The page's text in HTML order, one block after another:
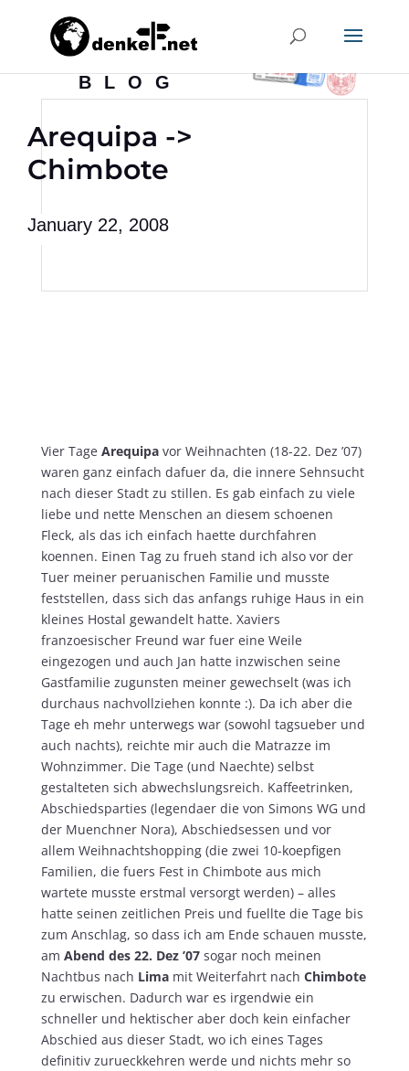
BLOG
Arequipa ->
Chimbote
January 22, 2008
Vier Tage Arequipa vor Weihnachten (18-22. Dez ’07)
waren ganz einfach dafuer da, die innere Sehnsucht
nach dieser Stadt zu stillen. Es gab einfach zu viele
liebe und nette Menschen an diesem schoenen
Fleck, als das ich einfach haette durchfahren
koennen. Einen Tag zu frueh stand ich also vor der
Tuer meiner peruanischen Familie und musste
feststellen, dass sich das anfangs ruhige Haus in ein
kleines Hostal gewandelt hatte. Xaviers
franzoesischer Freund war fuer eine Weile
eingezogen und auch Jan hatte inzwischen seine
Gastfamilie zugunsten meiner gewechselt (was ich
durchaus nachvollziehen konnte :). Da ich aber die
Tage eh mehr unterwegs war (sowohl tagsueber und
auch nachts), reichte mir auch die Matrazze im
Wohnzimmer. Die Tage (und Naechte) selbst
gestalteten sich abwechslungsreich. Kaffeetrinken,
Abschiedsparties (legendaer die von Simons WG und
der Muenchner Nora), Abschiedsessen und vor
allem Weihnachtshopping (die zwei 10-koepfigen
Familien, die fuers Fest in Chimbote aus mich
wartete musste erstmal versorgt werden) – alles
hatte seinen zeitlichen Preis und fuellte die Tage bis
zum Anschlag, so dass ich am Ende schauen musste,
am Abend des 22. Dez ’07sogar noch meinen
Nachtbus nach Lima mit Weiterfahrt nach Chimbote
zu erwischen. Dadurch war es irgendwie ein
schneller und hektischer aber doch kein einfacher
Abschied aus dieser Stadt, wo ich eines Tages
definitiv zurueckkehren werde und nichts mehr so